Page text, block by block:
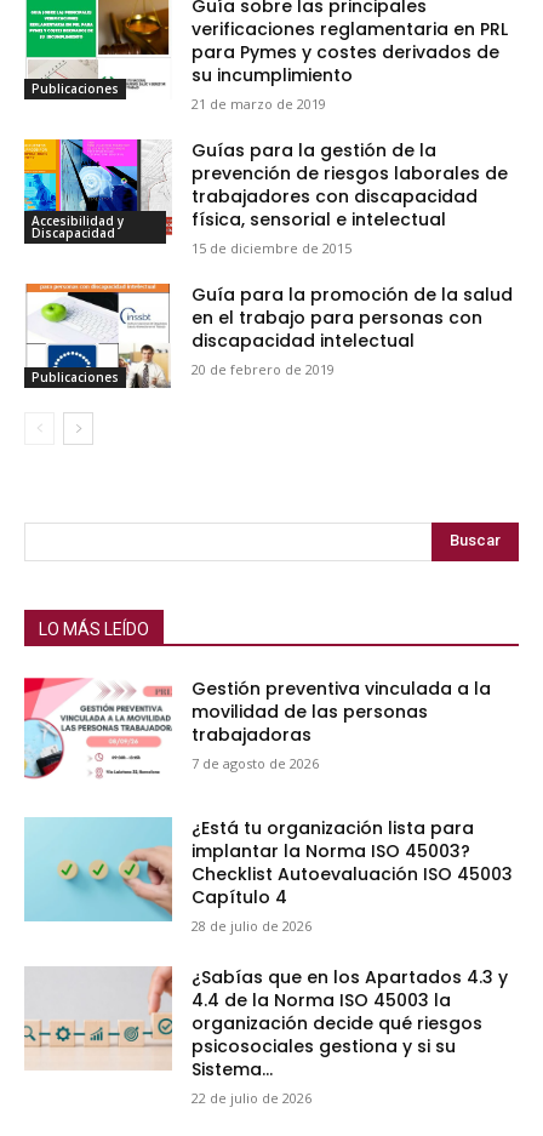
Publicaciones
Guía sobre las principales
verificaciones reglamentaria en PRL
para Pymes y costes derivados de
su incumplimiento
21 de marzo de 2019
Accesibilidad y
Discapacidad
Guías para la gestión de la
prevención de riesgos laborales de
trabajadores con discapacidad
física, sensorial e intelectual
15 de diciembre de 2015
Publicaciones
Guía para la promoción de la salud
en el trabajo para personas con
discapacidad intelectual
20 de febrero de 2019
Buscar
LO MÁS LEÍDO
Gestión preventiva vinculada a la
movilidad de las personas
trabajadoras
7 de agosto de 2026
¿Está tu organización lista para
implantar la Norma ISO 45003?
Checklist Autoevaluación ISO 45003
Capítulo 4
28 de julio de 2026
¿Sabías que en los Apartados 4.3 y
4.4 de la Norma ISO 45003 la
organización decide qué riesgos
psicosociales gestiona y si su
Sistema...
22 de julio de 2026